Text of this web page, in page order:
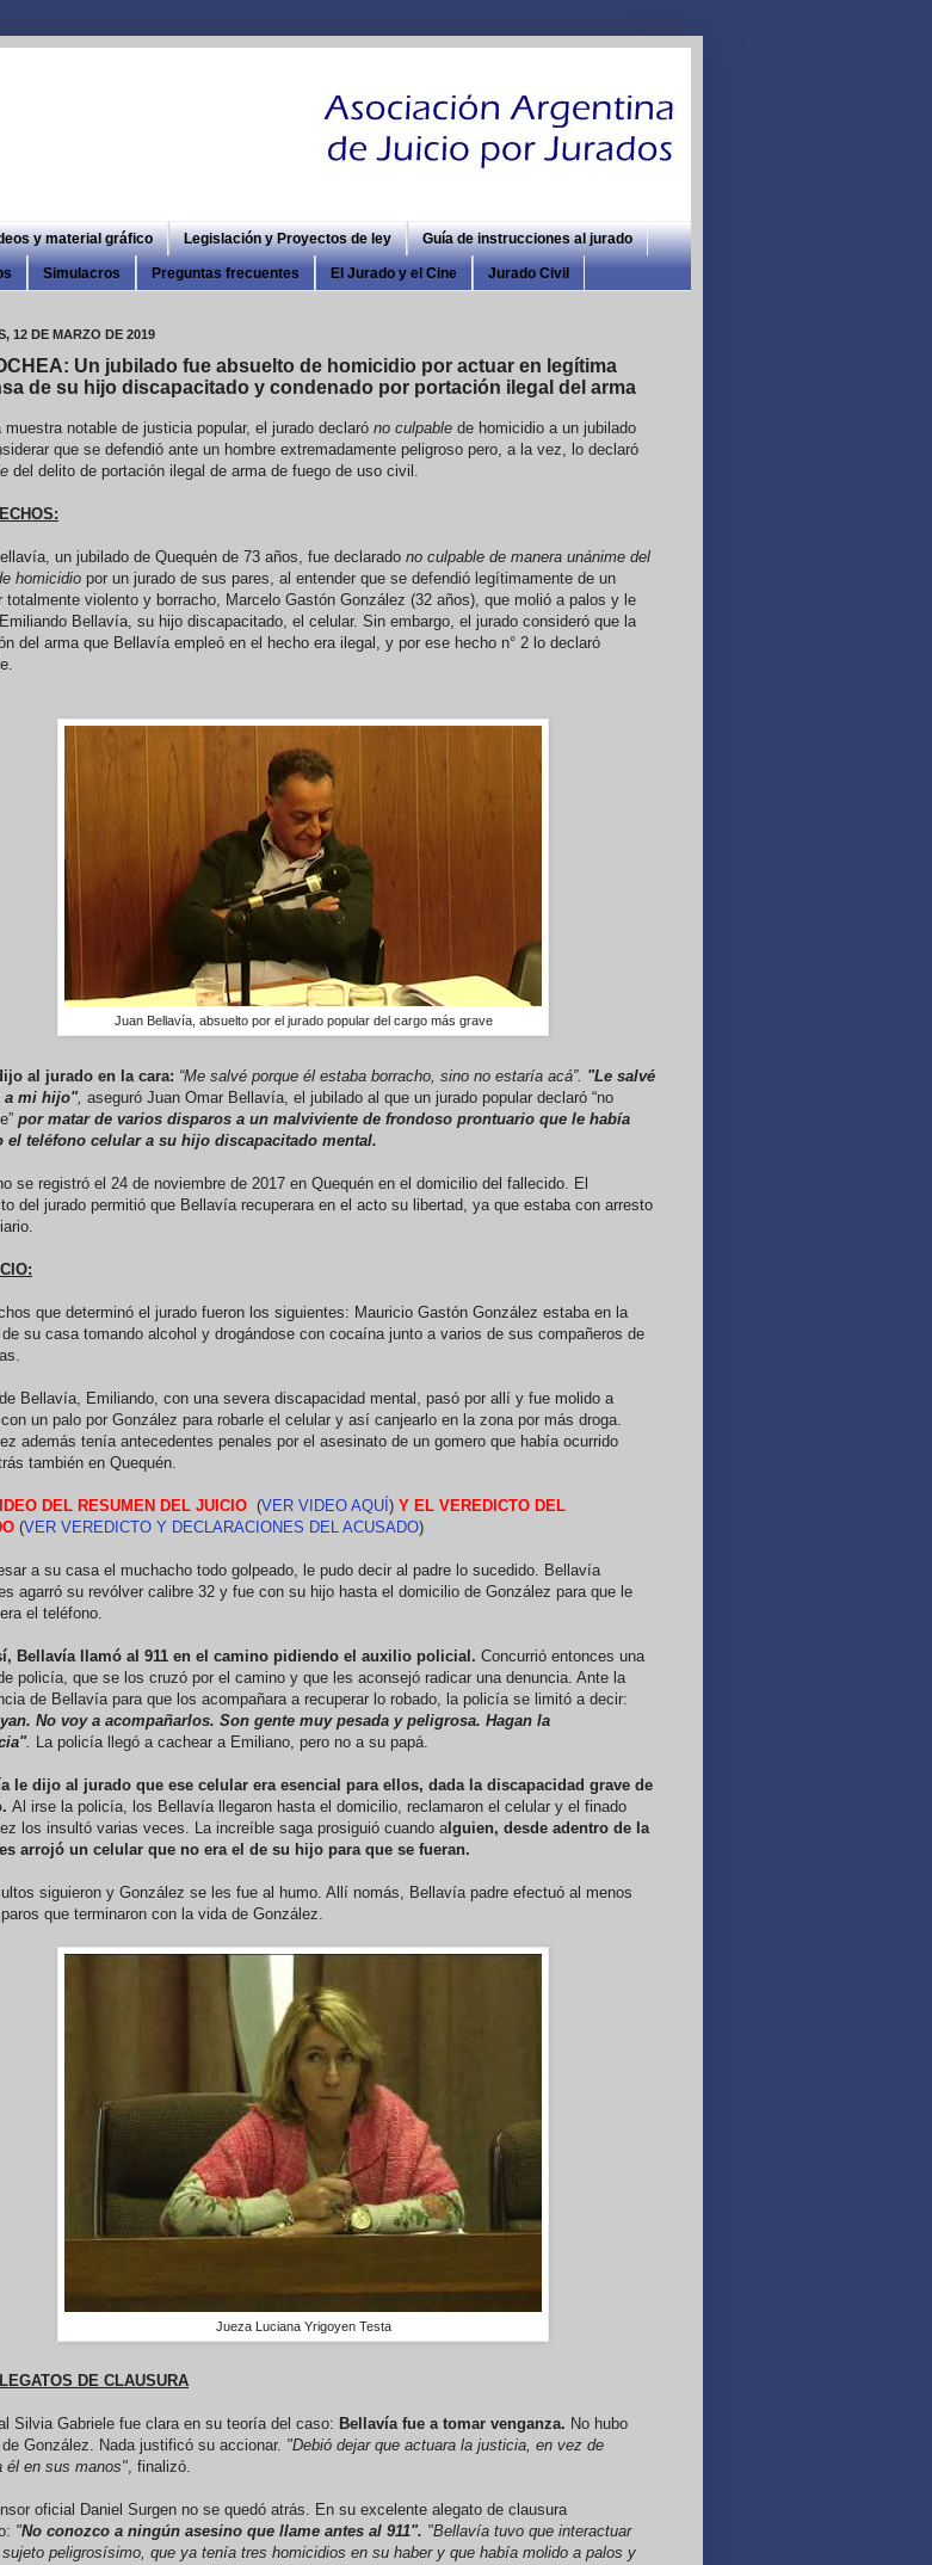
y material gráfico Legislación y Proyectos de ley Guía de instrucciones al jurado
Simulacros Preguntas frecuentes El Jurado y el Cine Jurado Civil
12 DE MARZO DE 2019
Un jubilado fue absuelto de homicidio por actuar en legítima
de su hijo discapacitado y condenado por portación ilegal del arma
muestra notable de justicia popular, el jurado declaró no culpable de homicidio a un jubilado
que se defendió ante un hombre extremadamente peligroso pero, a la vez, lo declaró
del delito de portación ilegal de arma de fuego de uso civil.
un jubilado de Quequén de 73 años, fue declarado no culpable de manera unánime del
homicidio por un jurado de sus pares, al entender que se defendió legítimamente de un
totalmente violento y borracho, Marcelo Gastón González (32 años), que molió a palos y le
Bellavía, su hijo discapacitado, el celular. Sin embargo, el jurado consideró que la
del arma que Bellavía empleó en el hecho era ilegal, y por ese hecho n° 2 lo declaró
Juan Bellavía, absuelto por el jurado popular del cargo más grave
al jurado en la cara: “Me salvé porque él estaba borracho, sino no estaría acá”. "Le salvé
a mi hijo", aseguró Juan Omar Bellavía, el jubilado al que un jurado popular declaró “no
por matar de varios disparos a un malviviente de frondoso prontuario que le había
el teléfono celular a su hijo discapacitado mental.
se registró el 24 de noviembre de 2017 en Quequén en el domicilio del fallecido. El
del jurado permitió que Bellavía recuperara en el acto su libertad, ya que estaba con arresto
que determinó el jurado fueron los siguientes: Mauricio Gastón González estaba en la
su casa tomando alcohol y drogándose con cocaína junto a varios de sus compañeros de
Bellavía, Emiliando, con una severa discapacidad mental, pasó por allí y fue molido a
un palo por González para robarle el celular y así canjearlo en la zona por más droga.
además tenía antecedentes penales por el asesinato de un gomero que había ocurrido
también en Quequén.
DEL RESUMEN DEL JUICIO (VER VIDEO AQUÍ) Y EL VEREDICTO DEL
(VER VEREDICTO Y DECLARACIONES DEL ACUSADO)
a su casa el muchacho todo golpeado, le pudo decir al padre lo sucedido. Bellavía
agarró su revólver calibre 32 y fue con su hijo hasta el domicilio de González para que le
el teléfono.
Bellavía llamó al 911 en el camino pidiendo el auxilio policial. Concurrió entonces una
policía, que se los cruzó por el camino y que les aconsejó radicar una denuncia. Ante la
de Bellavía para que los acompañara a recuperar lo robado, la policía se limitó a decir:
No voy a acompañarlos. Son gente muy pesada y peligrosa. Hagan la
. La policía llegó a cachear a Emiliano, pero no a su papá.
le dijo al jurado que ese celular era esencial para ellos, dada la discapacidad grave de
Al irse la policía, los Bellavía llegaron hasta el domicilio, reclamaron el celular y el finado
los insultó varias veces. La increíble saga prosiguió cuando alguien, desde adentro de la
arrojó un celular que no era el de su hijo para que se fueran.
siguieron y González se les fue al humo. Allí nomás, Bellavía padre efectuó al menos
que terminaron con la vida de González.
Jueza Luciana Yrigoyen Testa
DE CLAUSURA
Silvia Gabriele fue clara en su teoría del caso: Bellavía fue a tomar venganza. No hubo
González. Nada justificó su accionar. "Debió dejar que actuara la justicia, en vez de
él en sus manos", finalizó.
oficial Daniel Surgen no se quedó atrás. En su excelente alegato de clausura
"No conozco a ningún asesino que llame antes al 911". "Bellavía tuvo que interactuar
peligrosísimo, que ya tenía tres homicidios en su haber y que había molido a palos y